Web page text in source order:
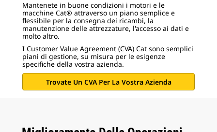
Mantenete in buone condizioni i motori e le
macchine Cat® attraverso un piano semplice e
flessibile per la consegna dei ricambi, la
manutenzione delle attrezzature, l'accesso ai dati e
molto altro.
I Customer Value Agreement (CVA) Cat sono semplici
piani di gestione, su misura per le esigenze
specifiche della vostra azienda.
Trovate Un CVA Per La Vostra Azienda